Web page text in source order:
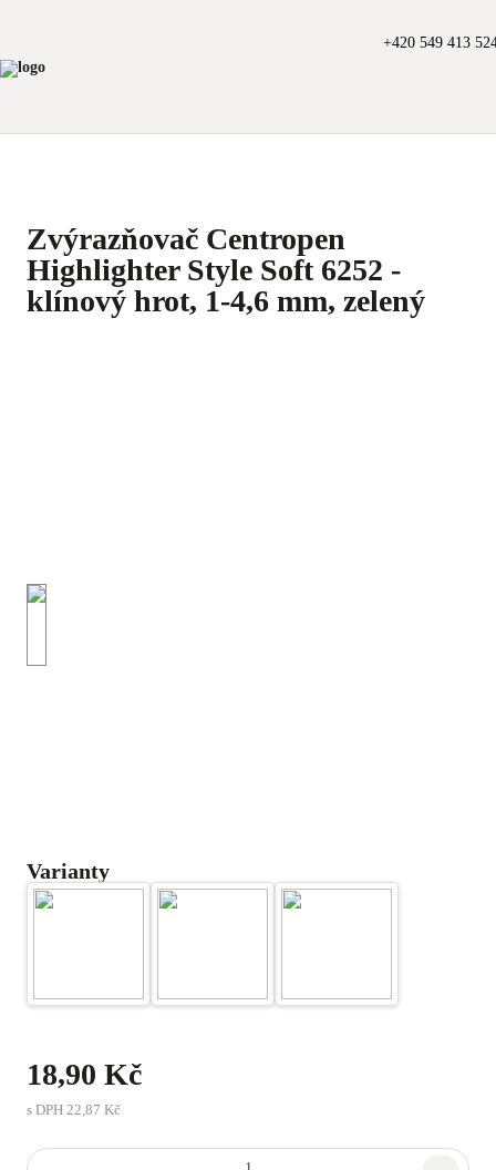
+420 549 413
Zvýrazňovač Centropen
Highlighter Style Soft 6252 -
klínový hrot, 1-4,6 mm, zelený
Varianty
18,90 Kč
s DPH 22,87 Kč